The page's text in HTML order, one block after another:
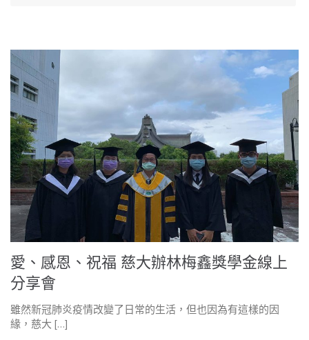
愛、感恩、祝福 慈大辦林梅鑫獎學金線上
分享會
雖然新冠肺炎疫情改變了日常的生活，但也因為有這樣的因
緣，慈大 […]